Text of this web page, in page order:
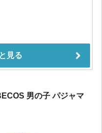
男の子 パジャマ